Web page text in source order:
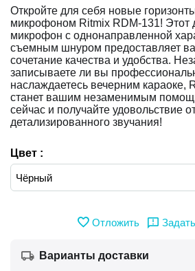
Откройте для себя новые
микрофоном Ritmix RDM-131! Этот
микрофон с однонаправленной
съемным шнуром предоставляет
сочетание качества и удобства.
записываете ли вы
наслаждаетесь вечерним караоке,
станет вашим незаменимым
сейчас и получайте удовольствие
детализированного звучания!
Цвет :
Отложить
Варианты доставки